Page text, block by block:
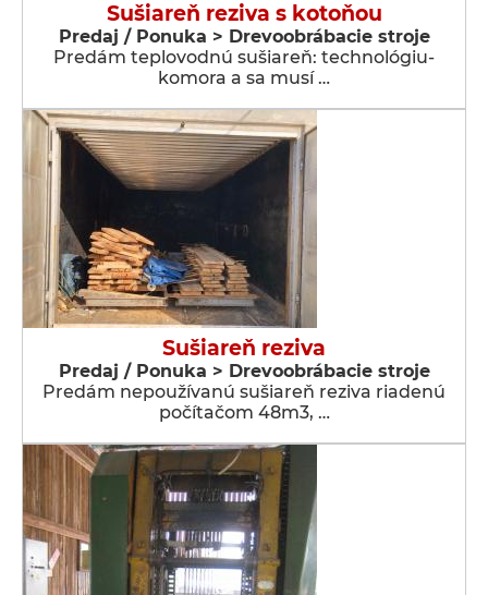
Sušiareň reziva s kotoňou
Predaj / Ponuka > Drevoobrábacie stroje
Predám teplovodnú sušiareň: technológiu-
komora a sa musí …
Sušiareň reziva
Predaj / Ponuka > Drevoobrábacie stroje
Predám nepoužívanú sušiareň reziva riadenú
počítačom 48m3, …